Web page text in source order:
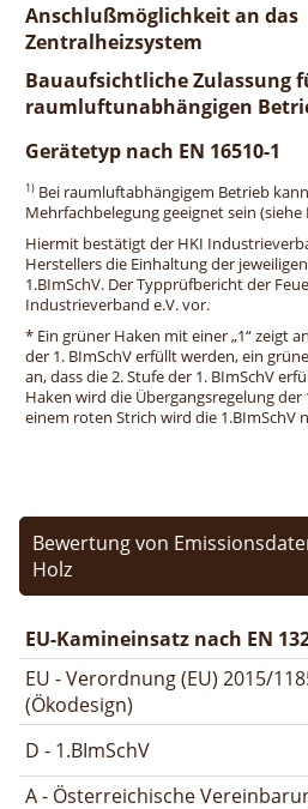
Anschlußmöglichkeit an das
Zentralheizsystem
Bauaufsichtliche Zulassung
raumluftunabhängigen
Gerätetyp nach EN 16510-1
1) Bei raumluftabhängigem Betrieb
Mehrfachbelegung geeignet sein
Hiermit bestätigt der HKI
Herstellers die Einhaltung der
1.BImSchV. Der Typprüfbericht der
Industrieverband e.V. vor.
* Ein grüner Haken mit einer „1“ zeigt
der 1. BImSchV erfüllt werden, ein
an, dass die 2. Stufe der 1. BImSchV
Haken wird die Übergangsregelung
einem roten Strich wird die 1.BImSchV
Bewertung von
Holz
EU-Kamineinsatz nach EN
EU - Verordnung (EU) 2015/
(Ökodesign)
D - 1.BImSchV
A - Österreichische